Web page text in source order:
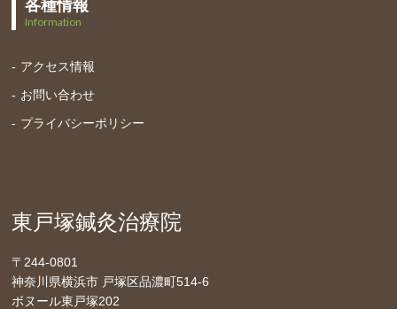
各種情報
Information
アクセス情報
お問い合わせ
プライバシーポリシー
東戸塚鍼灸治療院
〒244-0801
神奈川県横浜市 戸塚区品濃町514-6
ボヌール東戸塚202